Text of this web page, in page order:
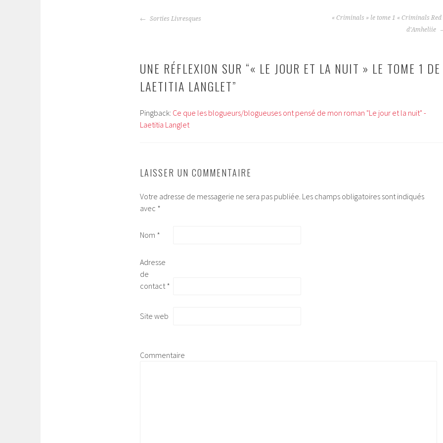
Sorties Livresques
« Criminals » le tome 1 « Criminals Red
d’Amheliie
UNE RÉFLEXION SUR “« LE JOUR ET LA NUIT » LE TOME 1 DE
LAETITIA LANGLET”
Pingback: Ce que les blogueurs/blogueuses ont pensé de mon roman "Le jour et la nuit" -
Laetitia Langlet
LAISSER UN COMMENTAIRE
Votre adresse de messagerie ne sera pas publiée. Les champs obligatoires sont indiqués
avec *
Nom *
Adresse
de
contact *
Site web
Commentaire